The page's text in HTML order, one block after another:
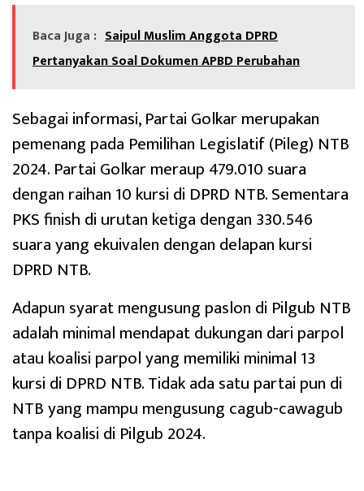
Baca Juga : Saipul Muslim Anggota DPRD
Pertanyakan Soal Dokumen APBD Perubahan
Sebagai informasi, Partai Golkar merupakan
pemenang pada Pemilihan Legislatif (Pileg) NTB
2024. Partai Golkar meraup 479.010 suara
dengan raihan 10 kursi di DPRD NTB. Sementara
PKS finish di urutan ketiga dengan 330.546
suara yang ekuivalen dengan delapan kursi
DPRD NTB.
Adapun syarat mengusung paslon di Pilgub NTB
adalah minimal mendapat dukungan dari parpol
atau koalisi parpol yang memiliki minimal 13
kursi di DPRD NTB. Tidak ada satu partai pun di
NTB yang mampu mengusung cagub-cawagub
tanpa koalisi di Pilgub 2024.